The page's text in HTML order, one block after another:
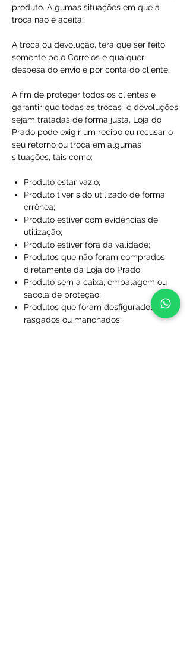
produto. Algumas situações em que a
troca não é aceita:
A troca ou devolução, terá que ser feito
somente pelo Correios e qualquer
despesa do envio é por conta do cliente.
A fim de proteger todos os clientes e
garantir que todas as trocas e devoluções
sejam tratadas de forma justa, Loja do
Prado pode exigir um recibo ou recusar o
seu retorno ou troca em algumas
situações, tais como:
Produto estar vazio;
Produto tiver sido utilizado de forma
errônea;
Produto estiver com evidências de
utilização;
Produto estiver fora da validade;
Produtos que não foram comprados
diretamente da Loja do Prado;
Produto sem a caixa, embalagem ou
sacola de proteção;
Produtos que foram desfigurados,
rasgados ou manchados;